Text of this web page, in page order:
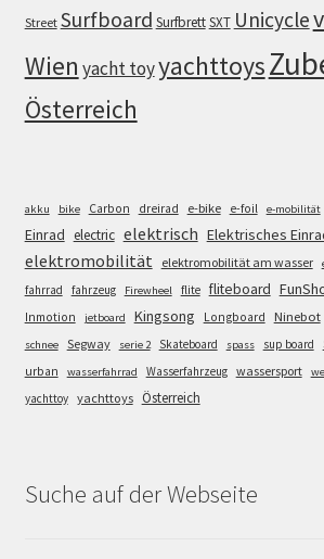
Street Surfboard SurfbrettSXT Unicycle
Wien yacht toyyachttoys
Österreich
akku bike Carbon dreirad e-bike e-foil e-mobilität
Einrad electric elektrisch Elektrisches
elektromobilität elektromobilität am wasser
fahrrad
fahrzeug Firewheel flite fliteboard
Inmotion jetboard Kingsong Longboard Ninebot
schnee Segway serie 2 Skateboard spass sup board
urban wasserfahrrad Wasserfahrzeug wassersport
yachttoy yachttoys Österreich
Suche auf der Webseite